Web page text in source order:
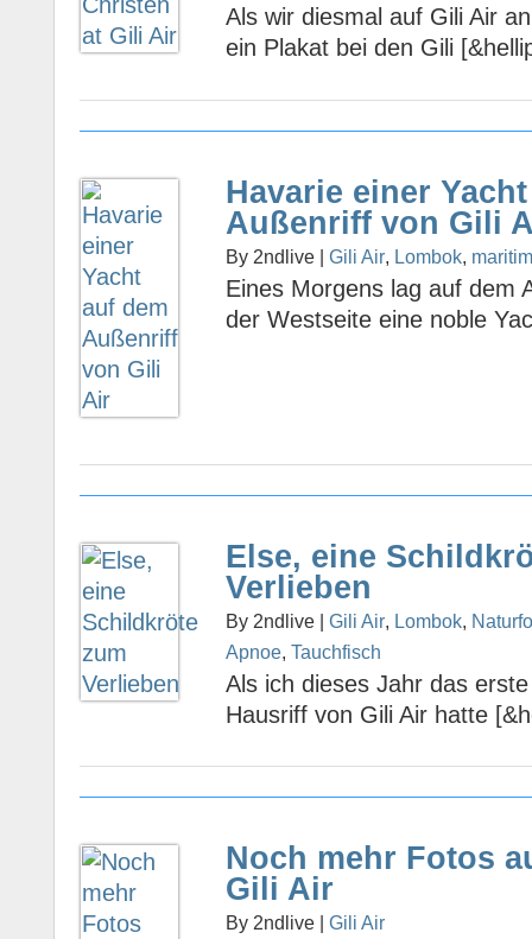
Als wir diesmal auf Gili Air
ein Plakat bei den Gili
Havarie einer
Außenriff von Gili
By 2ndlive | Gili Air, Lombok, maritim
Eines Morgens lag auf dem
der Westseite eine noble
Else, eine
Verlieben
By 2ndlive | Gili Air, Lombok,
Apnoe, Tauchfisch
Als ich dieses Jahr das
Hausriff von Gili Air hatte
Noch mehr Fotos
Gili Air
By 2ndlive | Gili Air